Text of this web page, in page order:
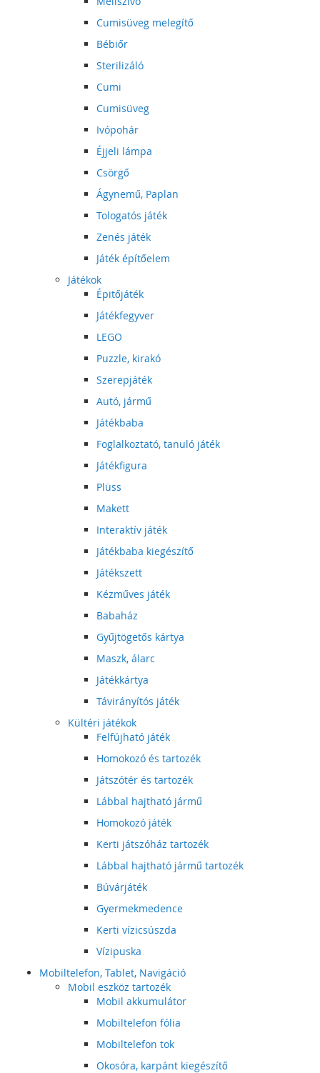
Cumisüveg melegítő
Bébiőr
Sterilizáló
Cumi
Cumisüveg
Ivópohár
Éjjeli lámpa
Csörgő
Ágynemű, Paplan
Tologatós játék
Zenés játék
Játék építőelem
Játékok
Épitőjáték
Játékfegyver
LEGO
Puzzle, kirakó
Szerepjáték
Autó, jármű
Játékbaba
Foglalkoztató, tanuló játék
Játékfigura
Plüss
Makett
Interaktív játék
Játékbaba kiegészítő
Játékszett
Kézműves játék
Babaház
Gyűjtögetős kártya
Maszk, álarc
Játékkártya
Távirányítós játék
Kültéri játékok
Felfújható játék
Homokozó és tartozék
Játszótér és tartozék
Lábbal hajtható jármű
Homokozó játék
Kerti játszóház tartozék
Lábbal hajtható jármű tartozék
Búvárjáték
Gyermekmedence
Kerti vízicsúszda
Vízipuska
Mobiltelefon, Tablet, Navigáció
Mobil eszköz tartozék
Mobil akkumulátor
Mobiltelefon fólia
Mobiltelefon tok
Okosóra, karpánt kiegészítő